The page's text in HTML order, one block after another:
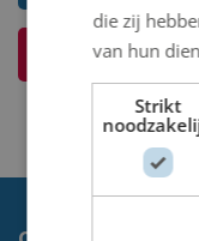
Ik weet meer over
die zij
van hun
Strikt